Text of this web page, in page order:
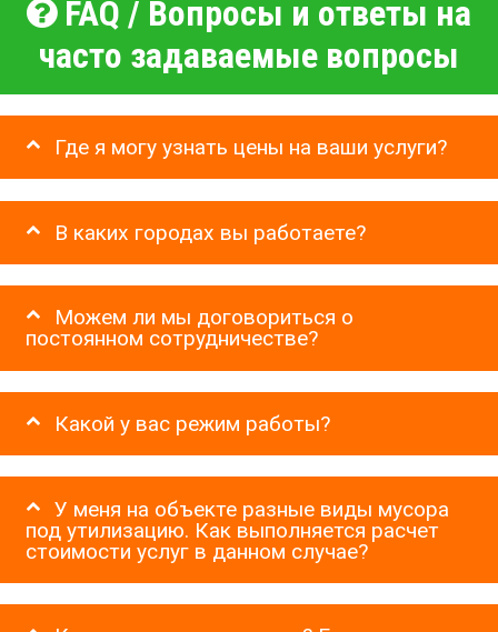
FAQ / Вопросы и ответы на
часто задаваемые вопросы
Где я могу узнать цены на ваши услуги?
В каких городах вы работаете?
Можем ли мы договориться о
постоянном сотрудничестве?
Какой у вас режим работы?
У меня на объекте разные виды мусора
под утилизацию. Как выполняется расчет
стоимости услуг в данном случае?